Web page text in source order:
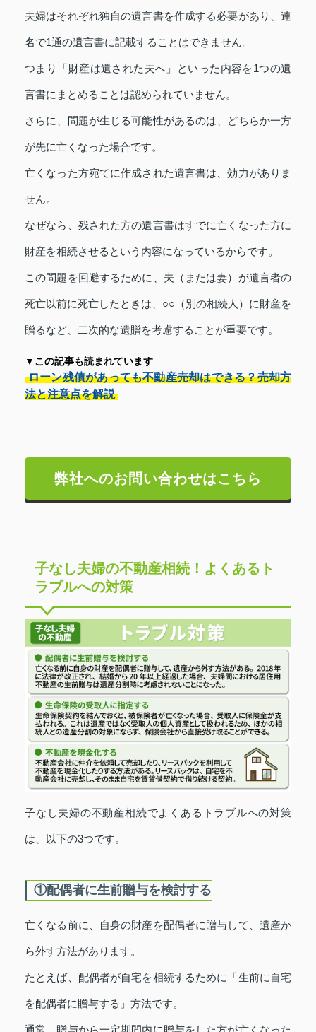
夫婦はそれぞれ独自の遺言書を作成する必要があり、連
名で1通の遺言書に記載することはできません。
つまり「財産は遺された夫へ」といった内容を1つの遺
言書にまとめることは認められていません。
さらに、問題が生じる可能性があるのは、どちらか一方
が先に亡くなった場合です。
亡くなった方宛てに作成された遺言書は、効力がありま
せん。
なぜなら、残された方の遺言書はすでに亡くなった方に
財産を相続させるという内容になっているからです。
この問題を回避するために、夫（または妻）が遺言者の
死亡以前に死亡したときは、○○（別の相続人）に財産を
贈るなど、二次的な遺贈を考慮することが重要です。
▼この記事も読まれています
ローン残債があっても不動産売却はできる？売却方
法と注意点を解説
弊社へのお問い合わせはこちら
子なし夫婦の不動産相続！よくあるト
ラブルへの対策
子なし夫婦の不動産相続でよくあるトラブルへの対策
は、以下の3つです。
①配偶者に生前贈与を検討する
亡くなる前に、自身の財産を配偶者に贈与して、遺産か
ら外す方法があります。
たとえば、配偶者が自宅を相続するために「生前に自宅
を配偶者に贈与する」方法です。
通常、贈与から一定期間内に贈与をした方が亡くなった